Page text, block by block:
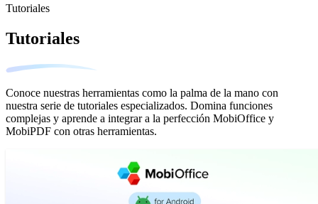
Tutoriales
Tutoriales
Conoce nuestras herramientas como la palma de la mano con
nuestra serie de tutoriales especializados. Domina funciones
complejas y aprende a integrar a la perfección MobiOffice y
MobiPDF con otras herramientas.